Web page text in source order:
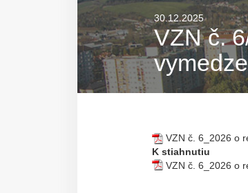
30.12.2025
VZN č.
VZN č. 6_2026 o
K stiahnutiu
VZN č. 6_2026 o